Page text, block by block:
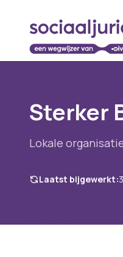
Sterker
Lokale
Laatst bijgewerkt: